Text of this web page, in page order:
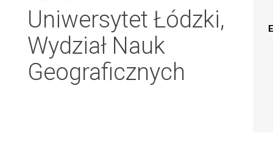
Uniwersytet Łódzki,
Wydział Nauk
Geograficznych